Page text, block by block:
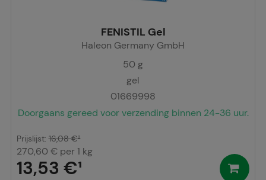
FENISTIL Gel
Haleon Germany GmbH
50 g
gel
01669998
Doorgaans gereed voor verzending binnen 24-36 uur.
13,53 €¹
Prijslijst: 16,08 €²
270,60 € per 1 kg